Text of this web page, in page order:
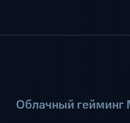
Облачный гейминг